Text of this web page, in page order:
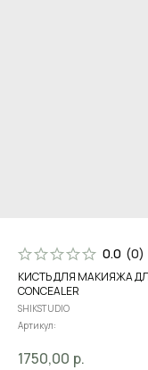
0.0 (0)
КИСТЬ ДЛЯ МАКИЯЖА
CONCEALER
SHIKSTUDIO
Артикул:
1750,00 р.